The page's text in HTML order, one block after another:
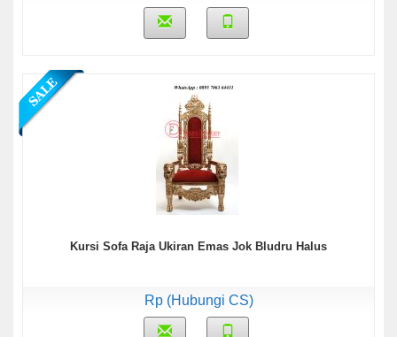
Kursi Sofa Raja Ukiran Emas Jok Bludru Halus
Rp (Hubungi CS)